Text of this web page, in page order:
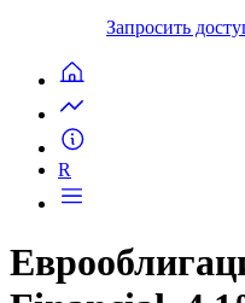
Запросить
R